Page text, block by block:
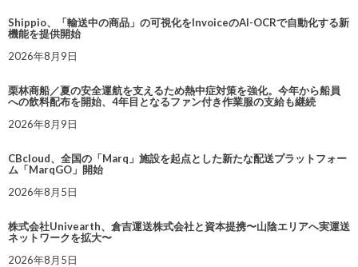
Shippio、「輸送中の商品」の可視化をInvoiceのAI-OCRで自動化する新
機能を提供開始
2026年8月9日
栗林商船／夏の安全運航を支えるため熱中症対策を強化。今年から船員
への飲料配布を開始、4年目となるファン付き作業服の支給も継続
2026年8月9日
CBcloud、全国の「Marq」施設を起点とした新たな配送プラットフォー
ム「MarqGO」開始
2026年8月5日
株式会社Univearth、倉吉運送株式会社と資本提携〜山陰エリアへ実運送
ネットワークを拡大〜
2026年8月5日